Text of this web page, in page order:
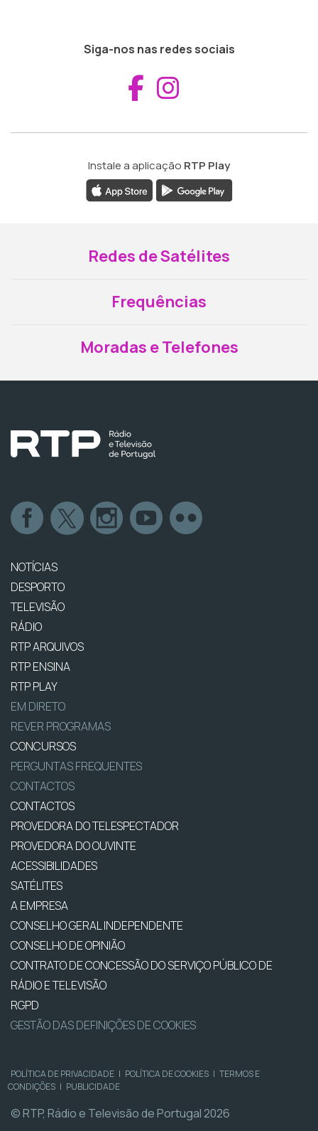
Siga-nos nas redes sociais
Aceder ao
Instale a aplicação RTP Play
Redes de Satélites
Frequências
Moradas e Telefones
NOTÍCIAS
DESPORTO
TELEVISÃO
RÁDIO
RTP ARQUIVOS
RTP ENSINA
RTP PLAY
EM DIRETO
REVER PROGRAMAS
CONCURSOS
PERGUNTAS FREQUENTES
CONTACTOS
CONTACTOS
PROVEDORA DO TELESPECTADOR
PROVEDORA DO OUVINTE
ACESSIBILIDADES
SATÉLITES
A EMPRESA
CONSELHO GERAL INDEPENDENTE
CONSELHO DE OPINIÃO
CONTRATO DE CONCESSÃO DO SERVIÇO PÚBLICO DE
RÁDIO E TELEVISÃO
RGPD
GESTÃO DAS DEFINIÇÕES DE COOKIES
POLÍTICA DE PRIVACIDADE | POLÍTICA DE COOKIES | TERMOS E
CONDIÇÕES | PUBLICIDADE
© RTP, Rádio e Televisão de Portugal 2026